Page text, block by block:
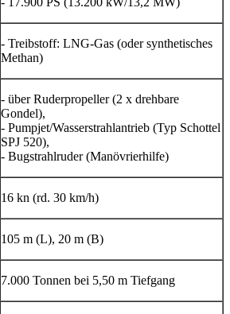
- Treibstoff: LNG-Gas (oder synthetisches
Methan)
- über Ruderpropeller (2 x drehbare
Gondel),
- Pumpjet/Wasserstrahlantrieb (Typ Schottel
SPJ 520),
- Bugstrahlruder (Manövrierhilfe)
16 kn (rd. 30 km/h)
105 m (L), 20 m (B)
7.000 Tonnen bei 5,50 m Tiefgang